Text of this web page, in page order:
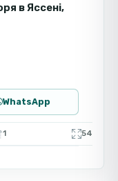
в Яссені,
WhatsApp
1 54